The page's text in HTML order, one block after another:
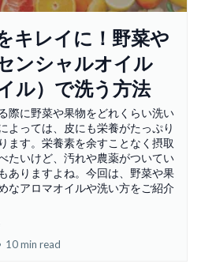
キレイに！野菜や
ンシャルオイル
ル）で洗う方法
際に野菜や果物をどれくらい洗い
よっては、皮にも栄養がたっぷり
ます。栄養素を余すことなく摂取
たいけど、汚れや農薬がついてい
ありますよね。今回は、野菜や果
なアロマオイルや洗い方をご紹介
10 min read